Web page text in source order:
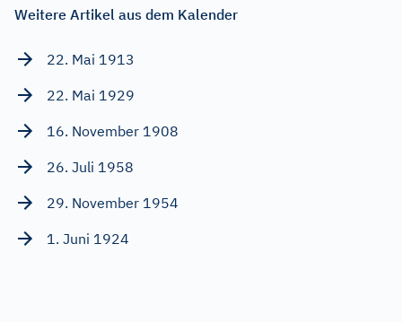
Weitere Artikel aus dem Kalender
22. Mai 1913
22. Mai 1929
16. November 1908
26. Juli 1958
29. November 1954
1. Juni 1924